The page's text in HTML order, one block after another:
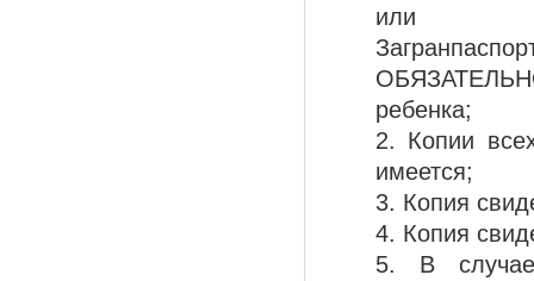
или
ребенка;
2. Копии
имеется;
3. Копия
4. Копия
5. В